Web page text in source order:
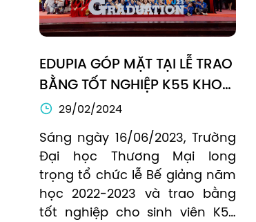
EDUPIA GÓP MẶT TẠI LỄ TRAO
BẰNG TỐT NGHIỆP K55 KHOA
TIẾNG ANH TRƯỜNG ĐẠI HỌC
THƯƠNG MẠI (TMU)
29/02/2024
Sáng ngày 16/06/2023, Trường
Đại học Thương Mại long
trọng tổ chức lễ Bế giảng năm
học 2022-2023 và trao bằng
tốt nghiệp cho sinh viên K55